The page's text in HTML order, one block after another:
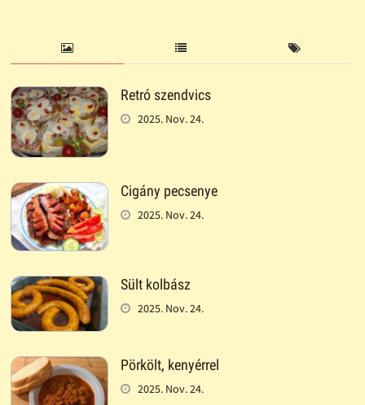
Retró szendvics
2025. Nov. 24.
Cigány pecsenye
2025. Nov. 24.
Sült kolbász
2025. Nov. 24.
Pörkölt, kenyérrel
2025. Nov. 24.